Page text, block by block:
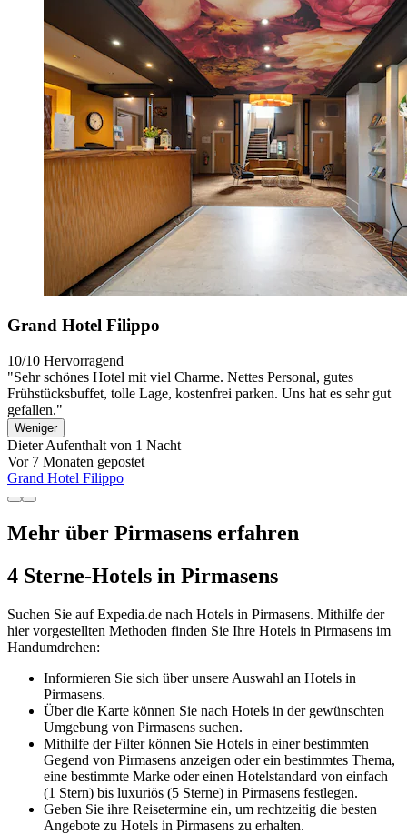
Grand Hotel Filippo
10/10 Hervorragend
"Sehr schönes Hotel mit viel Charme. Nettes Personal, gutes
Frühstücksbuffet, tolle Lage, kostenfrei parken. Uns hat es sehr gut
gefallen."
Weniger
DieterAufenthalt von 1 Nacht
Vor 7 Monaten gepostet
Grand Hotel Filippo
Mehr über Pirmasens erfahren
4 Sterne-Hotels in Pirmasens
Suchen Sie auf Expedia.de nach Hotels in Pirmasens. Mithilfe der
hier vorgestellten Methoden finden Sie Ihre Hotels in Pirmasens im
Handumdrehen:
Informieren Sie sich über unsere Auswahl an Hotels in
Pirmasens.
Über die Karte können Sie nach Hotels in der gewünschten
Umgebung von Pirmasens suchen.
Mithilfe der Filter können Sie Hotels in einer bestimmten
Gegend von Pirmasens anzeigen oder ein bestimmtes Thema,
eine bestimmte Marke oder einen Hotelstandard von einfach
(1 Stern) bis luxuriös (5 Sterne) in Pirmasens festlegen.
Geben Sie ihre Reisetermine ein, um rechtzeitig die besten
Angebote zu Hotels in Pirmasens zu erhalten.